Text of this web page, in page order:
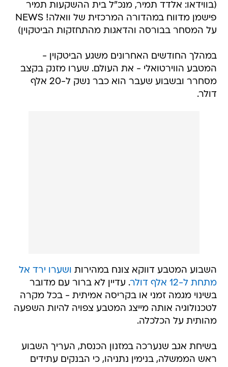
(בווידאו: אלדד תמיר, מנכ"ל בית ההשקעות תמיר
פישמן מדווח במהדורה המרכזית של וואלה! NEWS
על המסחר בבורסה והדאגות מהתחזקות הביטקוין)
במהלך החודשים האחרונים משגע הביטקוין -
המטבע הווירטואלי - את העולם. שערו מזנק בקצב
מסחרר ובשבוע שעבר הוא כבר נשק ל-20 אלף
דולר.
השבוע המטבע דווקא צונח במהירות ושערו ירד אל
מתחת ל-12 אלף דולר
. עדיין לא ברור עם מדובר
בשינוי מגמה זמני או בקריסה אמיתית - בכל מקרה
לטכנולוגיה אותה מייצג המטבע צפויה להיות השפעה
מהותית על הכלכלה.
בשיחת אגב שנערכה במזנון הכנסת, העריך השבוע
ראש הממשלה, בנימין נתניהו, כי הבנקים עתידים